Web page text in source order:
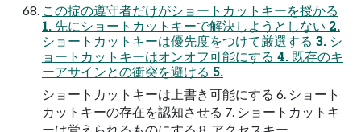
この掟の遵守者だけがショートカットキーを授かる
1. 先にショートカットキーで解決しようとしない 2.
ショートカットキーは優先度をつけて厳選する 3. シ
ョートカットキーはオンオフ可能にする 4. 既存のキ
ーアサインとの衝突を避ける 5.
ショートカットキーは上書き可能にする 6. ショート
カットキーの存在を認知させる 7. ショートカットキ